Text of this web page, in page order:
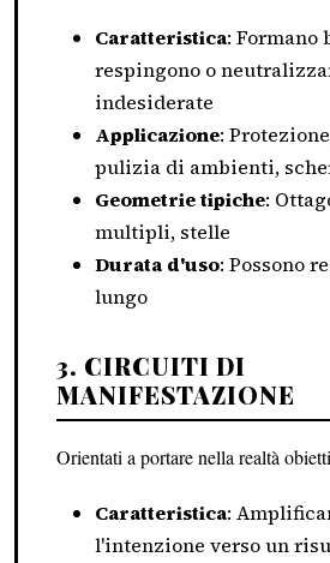
Caratteristica: Formano
respingono o
indesiderate
Applicazione:
pulizia di ambienti,
Geometrie tipiche:
multipli, stelle
Durata d'uso: Possono
lungo
3. CIRCUITI DI
MANIFESTAZIONE
Orientati a portare nella realtà
Caratteristica:
l'intenzione verso un